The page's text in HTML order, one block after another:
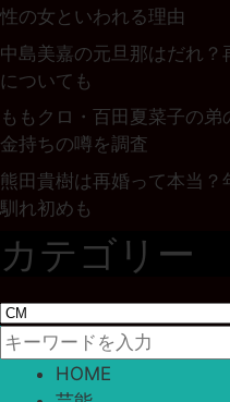
性の女といわれる理由
中島美嘉の元旦那はだれ
についても
ももクロ・百田夏菜子の
金持ちの噂を調査
熊田貴樹は再婚って本当
馴れ初めも
カテゴリー
カ
テ
ゴ
HOME